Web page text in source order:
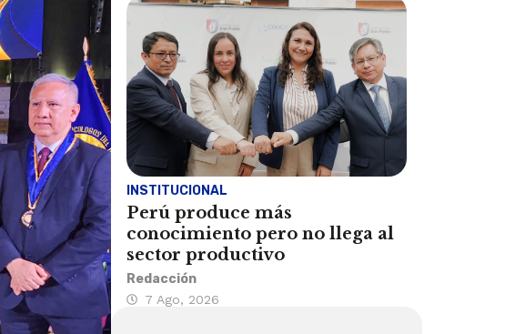
INSTITUCIONAL
Perú produce más
conocimiento pero no llega al
sector productivo
Redacción
7 Ago, 2026